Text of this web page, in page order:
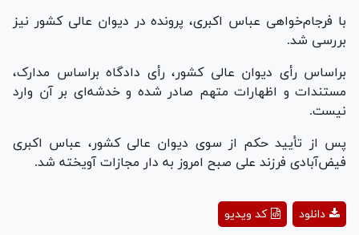
با فرجام‌خواهی عباس اکبری، پرونده در دیوان عالی کشور نیز
بررسی شد.
براساس رأی دیوان عالی کشور، رأی دادگاه براساس مدارک،
مستندات و اظهارات متهم صادر شده و خدشه‌ای بر آن وارد
نیست.
پس از تأیید حکم از سوی دیوان عالی کشور، عباس اکبری
فیض‌آبادی فرزند علی صبح امروز به دار مجازات آویخته شد.
Playکد ویدیو دانلود